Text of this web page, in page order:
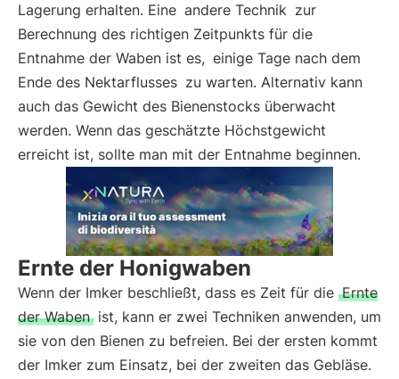
Lagerung erhalten. Eine andere Technik zur
Berechnung des richtigen Zeitpunkts für die
Entnahme der Waben ist es, einige Tage nach dem
Ende des Nektarflusses zu warten. Alternativ kann
auch das Gewicht des Bienenstocks überwacht
werden. Wenn das geschätzte Höchstgewicht
erreicht ist, sollte man mit der Entnahme beginnen.
Ernte der Honigwaben
Wenn der Imker beschließt, dass es Zeit für die Ernte
der Waben ist, kann er zwei Techniken anwenden, um
sie von den Bienen zu befreien. Bei der ersten kommt
der Imker zum Einsatz, bei der zweiten das Gebläse.